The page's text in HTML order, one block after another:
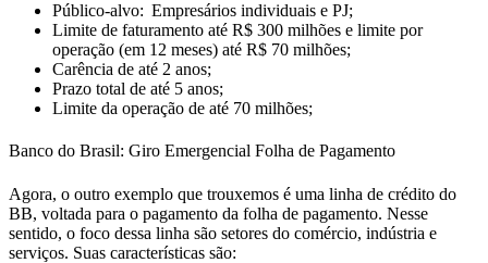
Público-alvo: Empresários individuais e PJ;
Limite de faturamento até R$ 300 milhões e limite por
operação (em 12 meses) até R$ 70 milhões;
Carência de até 2 anos;
Prazo total de até 5 anos;
Limite da operação de até 70 milhões;
Banco do Brasil: Giro Emergencial Folha de Pagamento
Agora, o outro exemplo que trouxemos é uma linha de crédito do
BB, voltada para o pagamento da folha de pagamento. Nesse
sentido, o foco dessa linha são setores do comércio, indústria e
serviços. Suas características são: